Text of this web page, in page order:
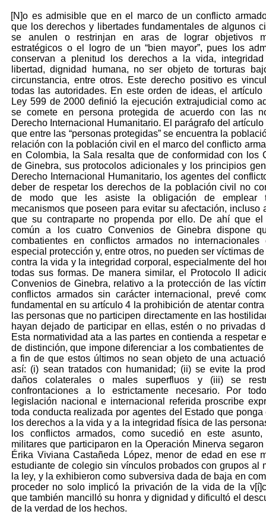
[N]o es admisible que en el marco de un conflicto
que los derechos y libertades fundamentales de algunos
se anulen o restrinjan en aras de lograr objetivos
estratégicos o el logro de un “bien mayor”, pues los
conservan a plenitud los derechos a la vida, integridad
libertad, dignidad humana, no ser objeto de torturas
circunstancia, entre otros. Este derecho positivo es
todas las autoridades. En este orden de ideas, el
Ley 599 de 2000 definió la ejecución extrajudicial como
se comete en persona protegida de acuerdo con las
Derecho Internacional Humanitario. El parágrafo del
que entre las “personas protegidas” se encuentra la
relación con la población civil en el marco del conflicto
en Colombia, la Sala resalta que de conformidad con los
de Ginebra, sus protocolos adicionales y los principios
Derecho Internacional Humanitario, los agentes del
deber de respetar los derechos de la población civil no
de modo que les asiste la obligación de emplear
mecanismos que poseen para evitar su afectación, incluso
que su contraparte no propenda por ello. De ahí que el
común a los cuatro Convenios de Ginebra dispone
combatientes en conflictos armados no internacionales
especial protección y, entre otros, no pueden ser víctimas
contra la vida y la integridad corporal, especialmente del
todas sus formas. De manera similar, el Protocolo II
Convenios de Ginebra, relativo a la protección de las
conflictos armados sin carácter internacional, prevé
fundamental en su artículo 4 la prohibición de atentar
las personas que no participen directamente en las
hayan dejado de participar en ellas, estén o no privadas
Esta normatividad ata a las partes en contienda a respetar
de distinción, que impone diferenciar a los combatientes
a fin de que estos últimos no sean objeto de una
así: (i) sean tratados con humanidad; (ii) se evite la
daños colaterales o males superfluos y (iii) se
confrontaciones a lo estrictamente necesario. Por
legislación nacional e internacional referida proscribe
toda conducta realizada por agentes del Estado que ponga
los derechos a la vida y a la integridad física de las
los conflictos armados, como sucedió en este
militares que participaron en la Operación Minerva
Érika Viviana Castañeda López, menor de edad en ese
estudiante de colegio sin vínculos probados con grupos al
la ley, y la exhibieron como subversiva dada de baja en
proceder no solo implicó la privación de la vida de la
que también mancilló su honra y dignidad y dificultó el
de la verdad de los hechos.